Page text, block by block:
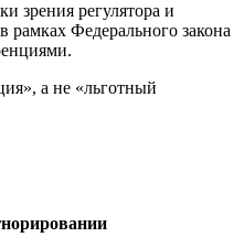
зрения регулятора и
Федерального закона
а не «льготный